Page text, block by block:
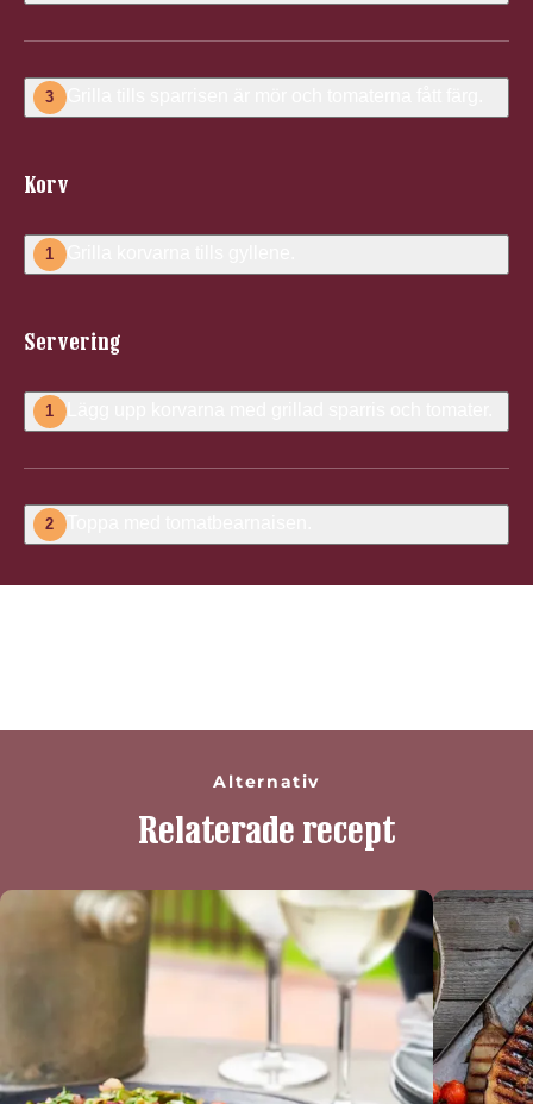
3 Grilla tills sparrisen är mör och tomaterna fått färg.
Korv
1 Grilla korvarna tills gyllene.
Servering
1 Lägg upp korvarna med grillad sparris och tomater.
2 Toppa med tomatbearnaisen.
Alternativ
Relaterade recept